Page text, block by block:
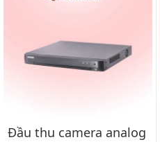
Đầu thu camera analog